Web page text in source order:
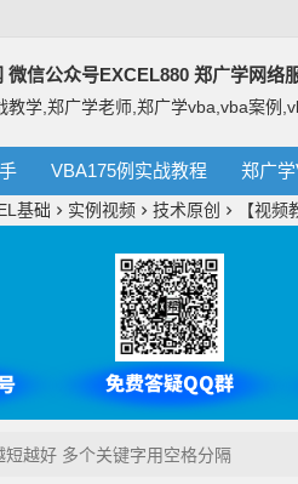
微信公众号EXCEL880 郑广学网络
教学,郑广学老师,郑广学vba,vba案例
VBA175例实战教程 郑广
基础 实例视频 技术原创 【视